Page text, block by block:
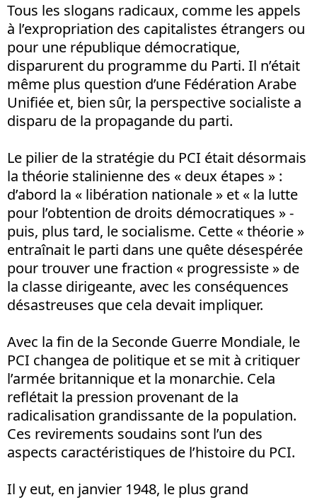
Tous les slogans radicaux, comme les appels
à l’expropriation des capitalistes étrangers ou
pour une république démocratique,
disparurent du programme du Parti. Il n’était
même plus question d’une Fédération Arabe
Unifiée et, bien sûr, la perspective socialiste a
disparu de la propagande du parti.
Le pilier de la stratégie du PCI était désormais
la théorie stalinienne des « deux étapes » :
d’abord la « libération nationale » et « la lutte
pour l’obtention de droits démocratiques » -
puis, plus tard, le socialisme. Cette « théorie »
entraînait le parti dans une quête désespérée
pour trouver une fraction « progressiste » de
la classe dirigeante, avec les conséquences
désastreuses que cela devait impliquer.
Avec la fin de la Seconde Guerre Mondiale, le
PCI changea de politique et se mit à critiquer
l’armée britannique et la monarchie. Cela
reflétait la pression provenant de la
radicalisation grandissante de la population.
Ces revirements soudains sont l’un des
aspects caractéristiques de l’histoire du PCI.
Il y eut, en janvier 1948, le plus grand